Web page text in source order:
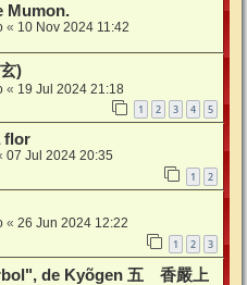
Mumon.
« 10 Nov 2024 11:42
)
« 19 Jul 2024 21:18
1 2 3 4 5
flor
07 Jul 2024 20:35
1 2
« 26 Jun 2024 12:22
1 2 3
de Kyõgen 五 香嚴上